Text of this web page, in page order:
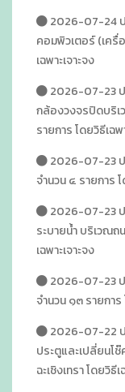
2026-07-24 ป
คอมพิวเตอร์ (เครื่
เฉพาะเจาะจง
2026-07-23 ป
กล้องวงจรปิดบริ
รายการ โดยวิธีเฉพ
2026-07-23 ป
จำนวน ๔ รายการ
2026-07-23 ป
ระบายน้ำ บริเวณถ
เฉพาะเจาะจง
2026-07-23 ป
จำนวน ๑๓ รายการ
2026-07-22 ป
ประตูและเปลี่ยนโ
ฉะเชิงเทรา โดยวิธีเ